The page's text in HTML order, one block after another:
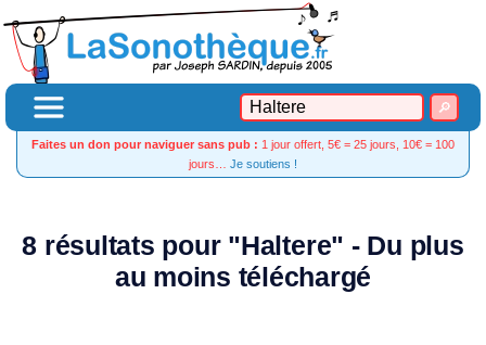
Faites un don pour naviguer sans pub : 1 jour offert, 5€ = 25 jours, 10€ = 100
jours… Je soutiens !
8 résultats pour "Haltere" - Du plus
au moins téléchargé